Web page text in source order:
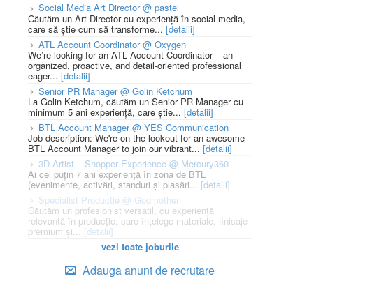
Social Media Art Director @ pastel
Căutăm un Art Director cu experiență în social media,
care să știe cum să transforme... [detalii]
ATL Account Coordinator @ Oxygen
We’re looking for an ATL Account Coordinator – an
organized, proactive, and detail-oriented professional
eager... [detalii]
Senior PR Manager @ Golin Ketchum
La Golin Ketchum, căutăm un Senior PR Manager cu
minimum 5 ani experiență, care știe... [detalii]
BTL Account Manager @ YES Communication
Job description: We're on the lookout for an awesome
BTL Account Manager to join our vibrant... [detalii]
3D Artist – Shopper Experience @ Mercury360
Ai cel puțin 7 ani experiență în zona de BTL
(evenimente, activări, standuri și plasări... [detalii]
Specialist Productie @ Godmother
Căutăm un profesionist versatil, cu experiență
relevantă în producție, care înțelege materiale, finisaje
premium și... [detalii]
vezi toate joburile
Adauga anunt de recrutare